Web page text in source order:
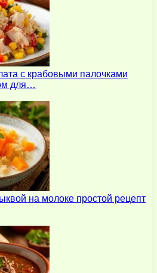
с крабовыми палочками
для…
на молоке простой рецепт